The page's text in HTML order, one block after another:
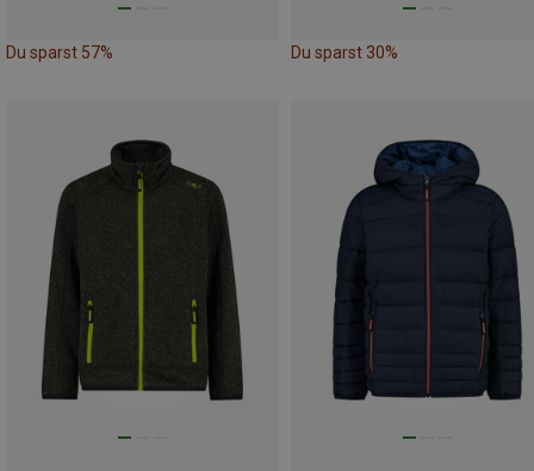
Du sparst 57% Du sparst 30%